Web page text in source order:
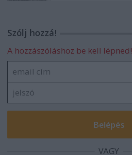
Szólj hozzá!
A hozzászóláshoz be kell lépned!
VAGY